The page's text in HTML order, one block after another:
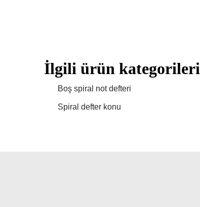
İlgili ürün kategorileri
Boş spiral not defteri
Spiral defter konu